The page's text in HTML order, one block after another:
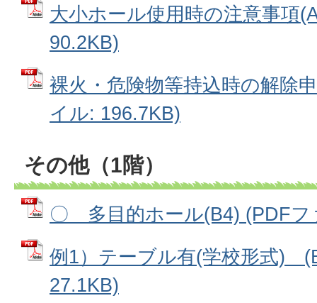
大小ホール使用時の注意事項
90.2KB)
裸火・危険物等持込時の解除
イル: 196.7KB)
その他（1階）
〇 多目的ホール(B4) (PDFフ
例1）テーブル有(学校形式)
27.1KB)